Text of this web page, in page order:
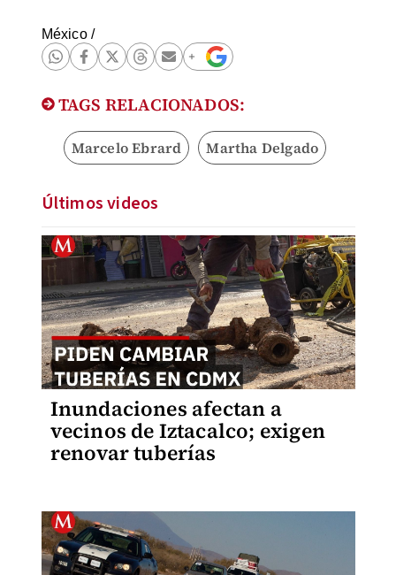
México/
TAGS RELACIONADOS:
Marcelo Ebrard Martha Delgado
Últimos videos
Inundaciones afectan a
vecinos de Iztacalco; exigen
renovar tuberías